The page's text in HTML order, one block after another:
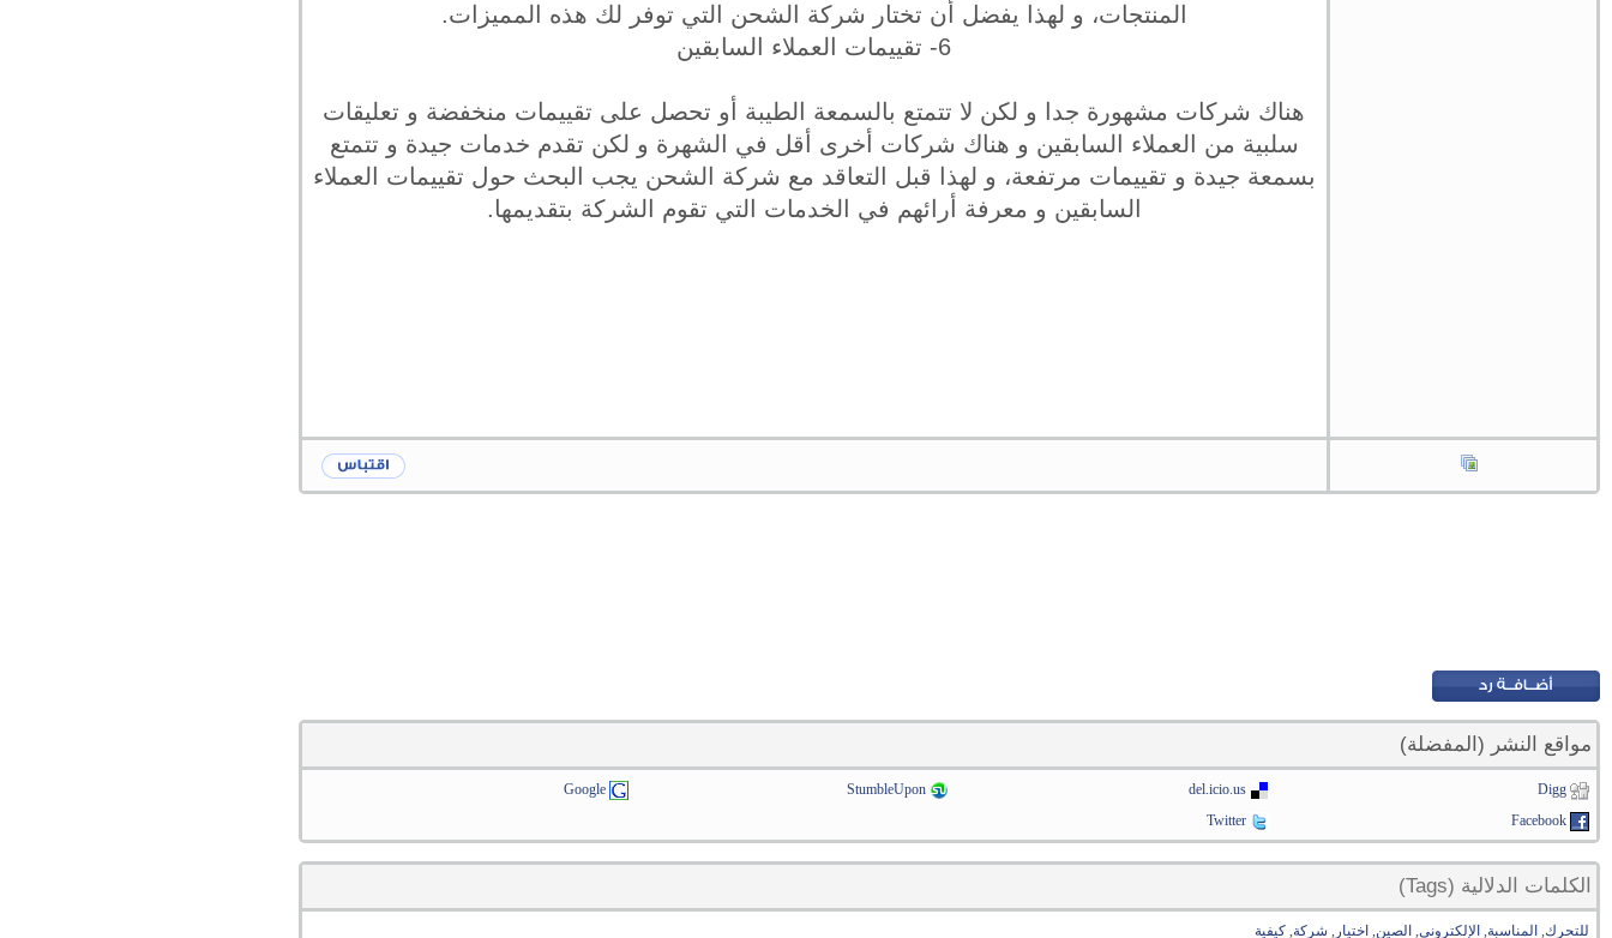
المنتجات، و لهذا يفضل أن تختار شركة الشحن التي توفر لك هذه المميزات.
6- تقييمات العملاء السابقين
هناك شركات مشهورة جدا و لكن لا تتمتع بالسمعة الطيبة أو تحصل على تقييمات منخفضة و تعليقات
سلبية من العملاء السابقين و هناك شركات أخرى أقل في الشهرة و لكن تقدم خدمات جيدة و تتمتع
بسمعة جيدة و تقييمات مرتفعة، و لهذا قبل التعاقد مع شركة الشحن يجب البحث حول تقييمات العملاء
السابقين و معرفة أرائهم في الخدمات التي تقوم الشركة بتقديمها.
مواقع النشر (المفضلة)
Digg
del.icio.us
StumbleUpon
Google
Facebook
Twitter
الكلمات الدلالية (Tags)
للتحرك, المناسبة, الإلكتروني, الصين, اختيار , شركة,كيفية